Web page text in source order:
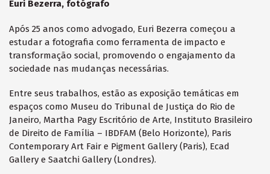
Euri Bezerra, fotógrafo
Após 25 anos como advogado, Euri Bezerra começou a
estudar a fotografia como ferramenta de impacto e
transformação social, promovendo o engajamento da
sociedade nas mudanças necessárias.
Entre seus trabalhos, estão as exposição temáticas em
espaços como Museu do Tribunal de Justiça do Rio de
Janeiro, Martha Pagy Escritório de Arte, Instituto Brasileiro
de Direito de Família – IBDFAM (Belo Horizonte), Paris
Contemporary Art Fair e Pigment Gallery (Paris), Ecad
Gallery e Saatchi Gallery (Londres).